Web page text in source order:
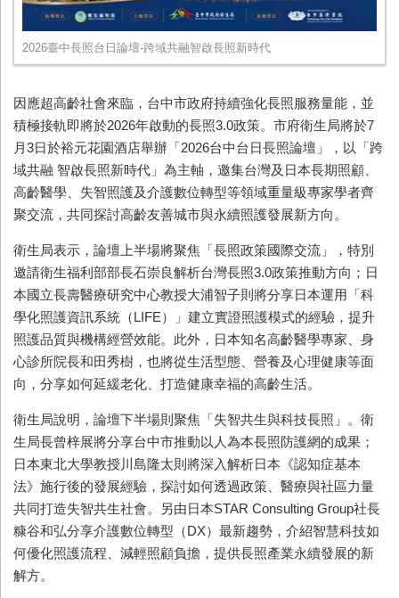
2026臺中長照台日論壇-跨域共融智啟長照新時代
因應超高齡社會來臨，台中市政府持續強化長照服務量能，並
積極接軌即將於2026年啟動的長照3.0政策。市府衛生局將於7
月3日於裕元花園酒店舉辦「2026台中台日長照論壇」，以「跨
域共融 智啟長照新時代」為主軸，邀集台灣及日本長期照顧、
高齡醫學、失智照護及介護數位轉型等領域重量級專家學者齊
聚交流，共同探討高齡友善城市與永續照護發展新方向。
衛生局表示，論壇上半場將聚焦「長照政策國際交流」，特別
邀請衛生福利部部長石崇良解析台灣長照3.0政策推動方向；日
本國立長壽醫療研究中心教授大浦智子則將分享日本運用「科
學化照護資訊系統（LIFE）」建立實證照護模式的經驗，提升
照護品質與機構經營效能。此外，日本知名高齡醫學專家、身
心診所院長和田秀樹，也將從生活型態、營養及心理健康等面
向，分享如何延緩老化、打造健康幸福的高齡生活。
衛生局說明，論壇下半場則聚焦「失智共生與科技長照」。衛
生局長曾梓展將分享台中市推動以人為本長照防護網的成果；
日本東北大學教授川島隆太則將深入解析日本《認知症基本
法》施行後的發展經驗，探討如何透過政策、醫療與社區力量
共同打造失智共生社會。另由日本STAR Consulting Group社長
糠谷和弘分享介護數位轉型（DX）最新趨勢，介紹智慧科技如
何優化照護流程、減輕照顧負擔，提供長照產業永續發展的新
解方。